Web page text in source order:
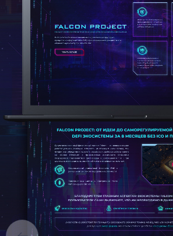
ГОЛОВНА
ПРО НАС
ПОСЛУГИ
ПОРТФОЛІО
БРИФИ